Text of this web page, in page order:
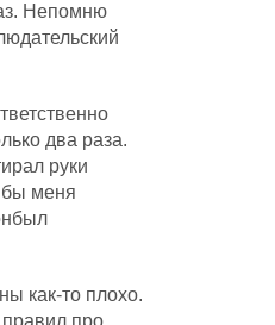
Непомню
два раза.
руки
меня
как-то плохо.